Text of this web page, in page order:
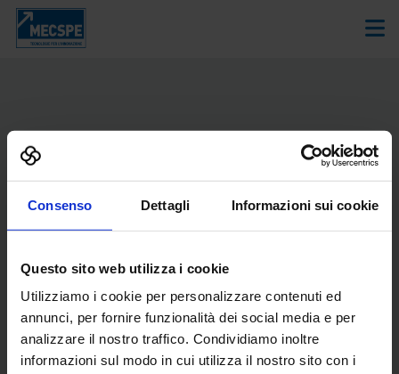
Consenso Dettagli Informazioni sui cookie
Questo sito web utilizza i cookie
Utilizziamo i cookie per personalizzare contenuti ed
annunci, per fornire funzionalità dei social media e per
analizzare il nostro traffico. Condividiamo inoltre
informazioni sul modo in cui utilizza il nostro sito con i
ACCEDI A SENAF
Ricordami
Hai dimenticato la password?